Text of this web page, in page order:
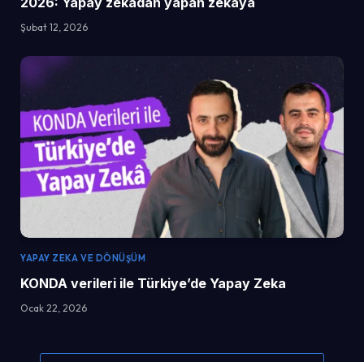
Şubat 12, 2026
YAPAY ZEKA VE DÖNÜŞÜM
KONDA verileri ile Türkiye’de Yapay Zeka
Ocak 22, 2026